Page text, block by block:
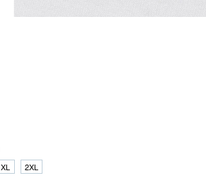
XL 2XL